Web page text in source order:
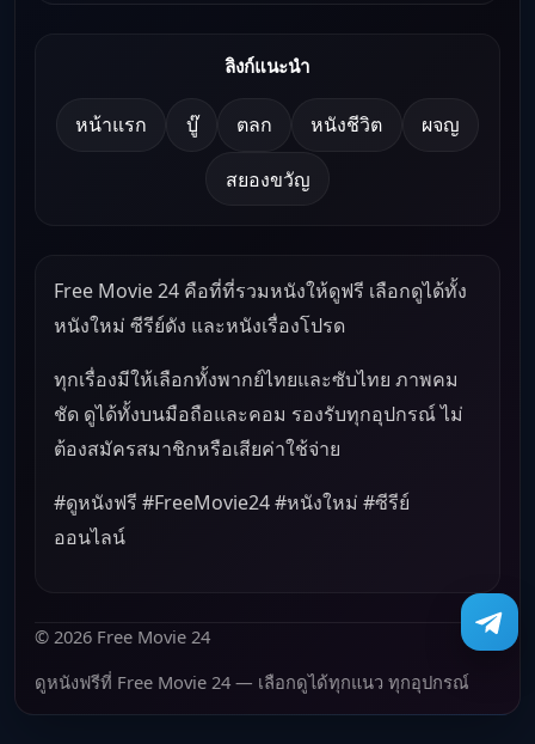
ลิงก์แนะนำ
หน้าแรก บู๊ ตลก หนังชีวิต ผจญ
สยองขวัญ
Free Movie 24 คือที่ที่รวมหนังให้ดูฟรี เลือกดูได้ทั้ง
หนังใหม่ ซีรีย์ดัง และหนังเรื่องโปรด
ทุกเรื่องมีให้เลือกทั้งพากย์ไทยและซับไทย ภาพคม
ชัด ดูได้ทั้งบนมือถือและคอม รองรับทุกอุปกรณ์ ไม่
ต้องสมัครสมาชิกหรือเสียค่าใช้จ่าย
#ดูหนังฟรี #FreeMovie24 #หนังใหม่ #ซีรีย์
ออนไลน์
© 2026 Free Movie 24
ดูหนังฟรีที่ Free Movie 24 — เลือกดูได้ทุกแนว ทุกอุปกรณ์